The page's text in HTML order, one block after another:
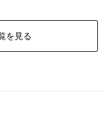
を見る